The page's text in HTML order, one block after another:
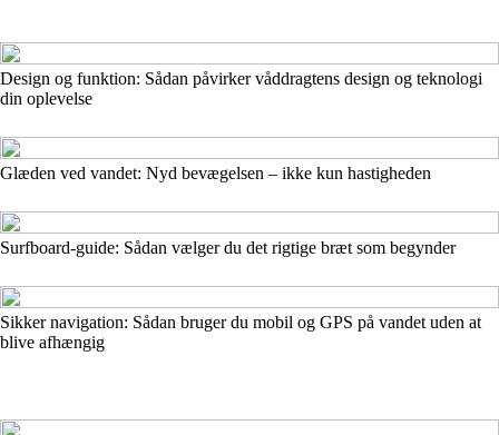
Design og funktion: Sådan påvirker våddragtens design og teknologi
din oplevelse
Glæden ved vandet: Nyd bevægelsen – ikke kun hastigheden
Surfboard-guide: Sådan vælger du det rigtige bræt som begynder
Sikker navigation: Sådan bruger du mobil og GPS på vandet uden at
blive afhængig